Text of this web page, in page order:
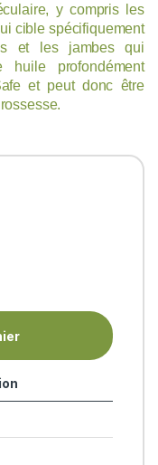
y compris les
cible spécifiquement
et les jambes qui
huile profondément
et peut donc être
Forest